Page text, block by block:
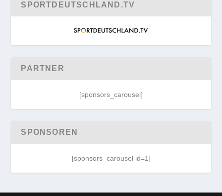
SPORTDEUTSCHLAND.TV
PARTNER
[sponsors_carousel]
SPONSOREN
[sponsors_carousel id=1]